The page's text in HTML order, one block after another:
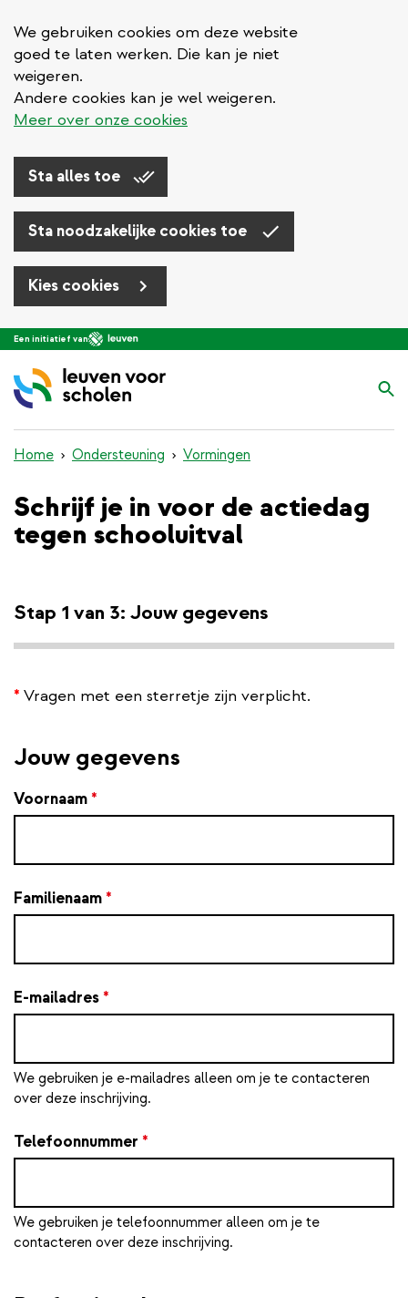
We gebruiken cookies om deze website
goed te laten werken. Die kan je niet
weigeren.
Andere cookies kan je wel weigeren.
Meer over onze cookies
Sta alles toe
Sta noodzakelijke cookies toe
Kies cookies
Overslaan
naar
de
inhoud
gaan
Een initiatief van
Home Ondersteuning Vormingen
Schrijf je in voor de actiedag
tegen schooluitval
Stap 1 van 3: Jouw gegevens
* Vragen met een sterretje zijn verplicht.
Jouw gegevens
Voornaam *
Familienaam *
E-mailadres *
We gebruiken je e-mailadres alleen om je te contacteren
over deze inschrijving.
Telefoonnummer *
We gebruiken je telefoonnummer alleen om je te
contacteren over deze inschrijving.